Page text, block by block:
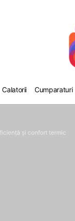
Calatorii Cumparaturi
și confort termic